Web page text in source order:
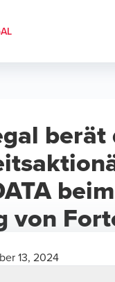
berät
beim
von
13, 2024